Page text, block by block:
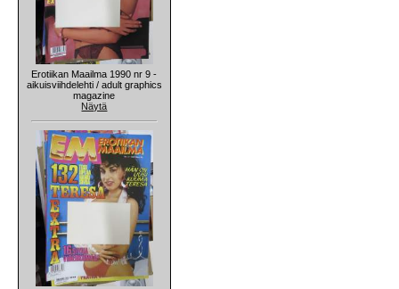
Erotiikan Maailma 1990 nr 9 -
aikuisviihdelehti / adult graphics
magazine
Näytä